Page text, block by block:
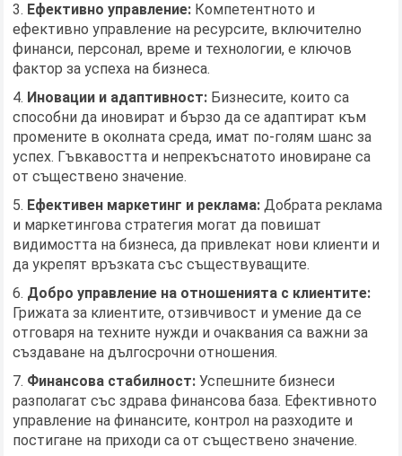
Ефективно управление: Компетентното и
ефективно управление на ресурсите, включително
финанси, персонал, време и технологии, е ключов
фактор за успеха на бизнеса.
Иновации и адаптивност: Бизнесите, които са
способни да иновират и бързо да се адаптират към
промените в околната среда, имат по-голям шанс за
успех. Гъвкавостта и непрекъснатото иновиране са
от съществено значение.
Ефективен маркетинг и реклама: Добрата реклама
и маркетингова стратегия могат да повишат
видимостта на бизнеса, да привлекат нови клиенти и
да укрепят връзката със съществуващите.
Добро управление на отношенията с клиентите:
Грижата за клиентите, отзивчивост и умение да се
отговаря на техните нужди и очаквания са важни за
създаване на дългосрочни отношения.
Финансова стабилност: Успешните бизнеси
разполагат със здрава финансова база. Ефективното
управление на финансите, контрол на разходите и
постигане на приходи са от съществено значение.